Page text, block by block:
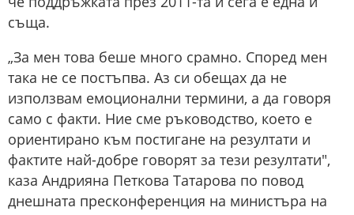
съща.
„За мен това беше много срамно. Според мен
така не се постъпва. Аз си обещах да не
използвам емоционални термини, а да говоря
само с факти. Ние сме ръководство, което е
ориентирано към постигане на резултати и
фактите най-добре говорят за тези резултати",
каза Андрияна Петкова Татарова по повод
днешната пресконференция на министъра на